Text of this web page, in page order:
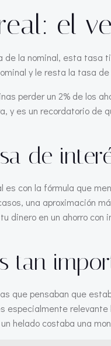
el
la nominal, esta
y le resta la tasa
perder un 2% de los
y es un recordatorio de
de
con la fórmula que
una aproximación
dinero en un ahorro
tan
que pensaban que
helado costaba una